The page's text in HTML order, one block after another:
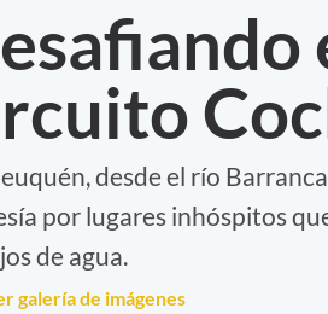
desde el río
por lugares inhóspitos
de agua.
galería de imágenes